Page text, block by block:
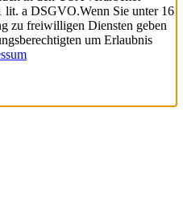
lit. a DSGVO.Wenn Sie unter 16
zu freiwilligen Diensten geben
um Erlaubnis